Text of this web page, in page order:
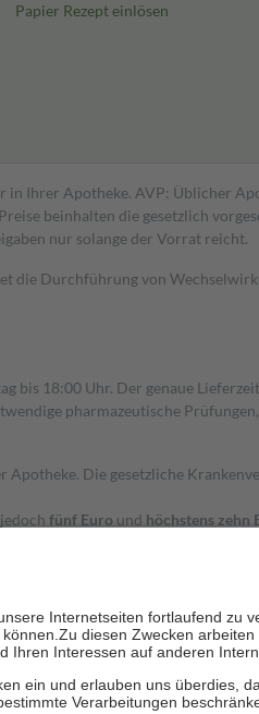
Papier Rezept einlösen
in Ihrer Apotheke. AVP: Üblicher
beinhalten die gesetzlich
nur solange der Vorrat reicht.
Durchführung von
bis 18:00 Uhr. Der genaue
pharmazeutische
Die gesetzliche
jedoch fünf Euro und höchstens zehn
Familie zu unterstützen, fallen